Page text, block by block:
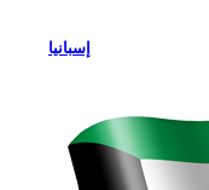
إسبانيا